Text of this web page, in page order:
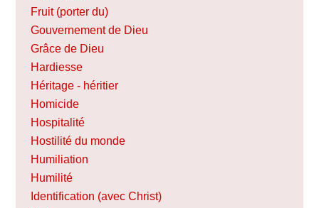
Fruit (porter du)
Gouvernement de Dieu
Grâce de Dieu
Hardiesse
Héritage - héritier
Homicide
Hospitalité
Hostilité du monde
Humiliation
Humilité
Identification (avec Christ)